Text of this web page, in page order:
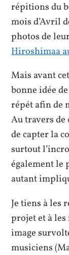
répitions du
mois d’Avril
photos de
Hiroshimaa
Mais avant
bonne idée
répét afin de
Au travers
de capter la
surtout
également le
autant
Je tiens à les
projet et à
image
musiciens